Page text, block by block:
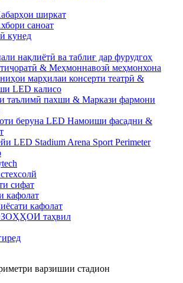
ширкат
саноат
кунед
нақлиётӣ ва таблиғ дар фурудгоҳ
& Меҳмоннавозӣ меҳмонхона
марҳилаи консерти театрӣ &
LED калисо
таълимӣ пахши & Маркази фармони
беруна LED Намоиши фасадни &
LED Stadium Arena Sport Perimeter
сифат
кафолат
кафолат
таҳвил